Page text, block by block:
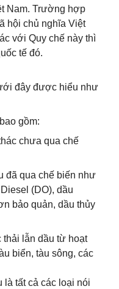
Nam. Trường hợp
hội chủ nghĩa Việt
với Quy chế này thì
tế đó.
đây được hiểu như
gồm:
chưa qua chế
đã qua chế biến như
(DO), dầu
bảo quản, dầu thủy
lẫn dầu từ hoạt
biển, tàu sông, các
là tất cả các loại nói